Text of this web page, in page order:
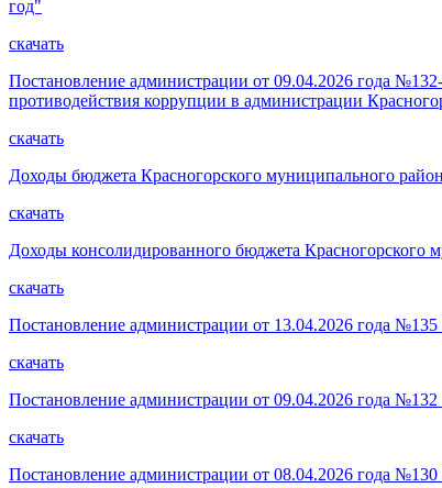
год"
скачать
Постановление администрации от 09.04.2026 года
противодействия коррупции в администрации
скачать
Доходы бюджета Красногорского муниципального
скачать
Доходы консолидированного бюджета Красногорского
скачать
Постановление администрации от 13.04.2026 года
скачать
Постановление администрации от 09.04.2026 года
скачать
Постановление администрации от 08.04.2026 года